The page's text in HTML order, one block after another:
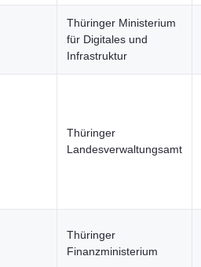
Thüringer Ministerium
für Digitales und
Infrastruktur
Thüringer
Landesverwaltungsamt
Thüringer
Finanzministerium